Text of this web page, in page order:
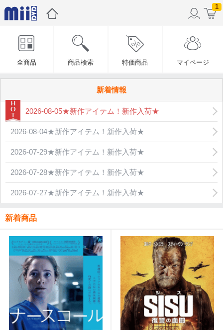
1
全商品 商品検索 特価商品 マイページ
新着情報
2026-08-05★新作アイテム！新作入荷★
2026-08-04★新作アイテム！新作入荷★
2026-07-29★新作アイテム！新作入荷★
2026-07-28★新作アイテム！新作入荷★
2026-07-27★新作アイテム！新作入荷★
新着商品